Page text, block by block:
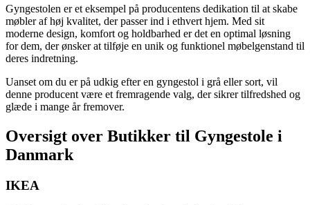
Gyngestolen er et eksempel på producentens dedikation til at skabe
møbler af høj kvalitet, der passer ind i ethvert hjem. Med sit
moderne design, komfort og holdbarhed er det en optimal løsning
for dem, der ønsker at tilføje en unik og funktionel møbelgenstand til
deres indretning.
Uanset om du er på udkig efter en gyngestol i grå eller sort, vil
denne producent være et fremragende valg, der sikrer tilfredshed og
glæde i mange år fremover.
Oversigt over Butikker til Gyngestole i
Danmark
IKEA